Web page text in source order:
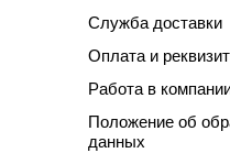
Служба доставки
Оплата и
Работа в
Положение об
данных